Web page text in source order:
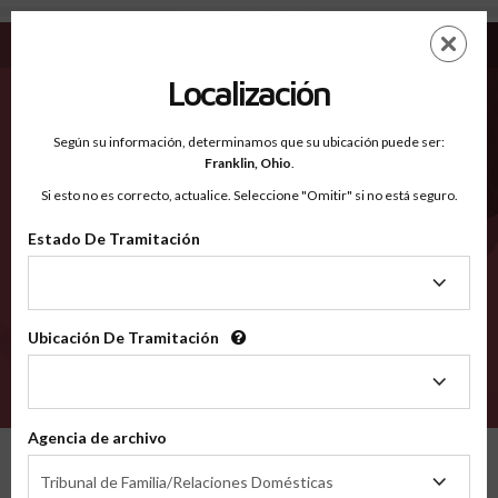
Gem ID - Condados Reconocidos
EN
Condados Reconocidos
2600
Localización
Según su información, determinamos que su ubicación puede ser:
Franklin, Ohio.
Si esto no es correcto, actualice. Seleccione "Omitir" si no está seguro.
Estado De Tramitación
Tramitación
Ubicación De Tramitación
Tramitación
Agencia de archivo
Tribunal de Familia/Relaciones Domésticas
de